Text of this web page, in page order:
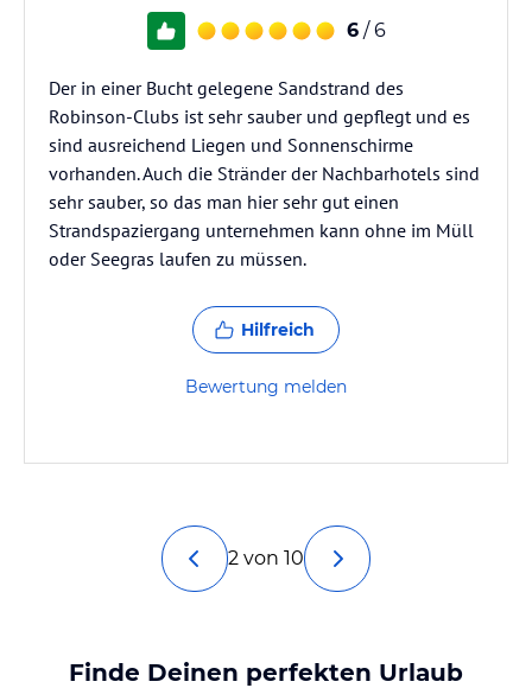
6 / 6
Der in einer Bucht gelegene Sandstrand des
Robinson-Clubs ist sehr sauber und gepflegt und es
sind ausreichend Liegen und Sonnenschirme
vorhanden. Auch die Stränder der Nachbarhotels sind
sehr sauber, so das man hier sehr gut einen
Strandspaziergang unternehmen kann ohne im Müll
oder Seegras laufen zu müssen.
Hilfreich
Bewertung melden
2 von 10
Finde Deinen perfekten Urlaub